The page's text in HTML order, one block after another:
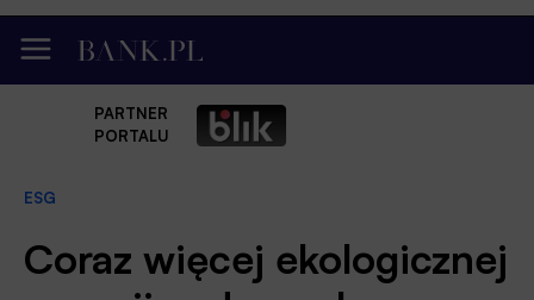
PARTNER
PORTALU
ESG
Coraz więcej ekologicznej